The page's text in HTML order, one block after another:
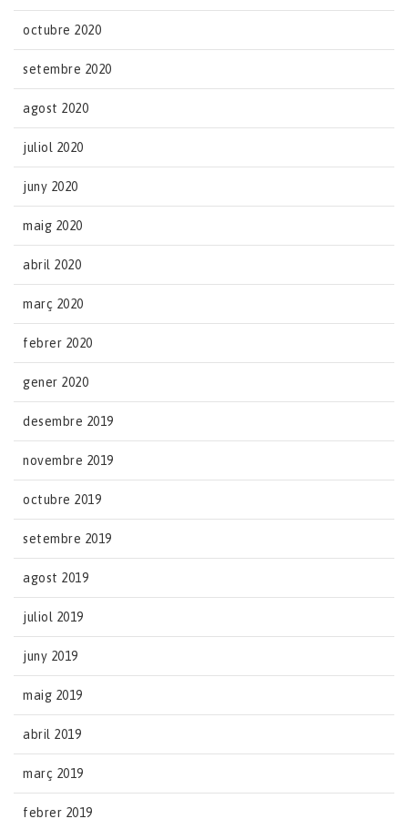
octubre 2020
setembre 2020
agost 2020
juliol 2020
juny 2020
maig 2020
abril 2020
març 2020
febrer 2020
gener 2020
desembre 2019
novembre 2019
octubre 2019
setembre 2019
agost 2019
juliol 2019
juny 2019
maig 2019
abril 2019
març 2019
febrer 2019